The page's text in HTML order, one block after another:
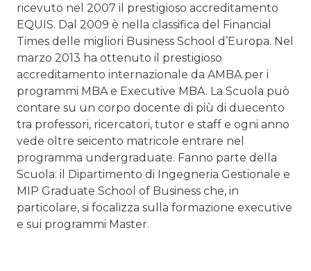
ricevuto nel 2007 il prestigioso accreditamento
EQUIS. Dal 2009 è nella classifica del Financial
Times delle migliori Business School d’Europa. Nel
marzo 2013 ha ottenuto il prestigioso
accreditamento internazionale da AMBA per i
programmi MBA e Executive MBA. La Scuola può
contare su un corpo docente di più di duecento
tra professori, ricercatori, tutor e staff e ogni anno
vede oltre seicento matricole entrare nel
programma undergraduate. Fanno parte della
Scuola: il Dipartimento di Ingegneria Gestionale e
MIP Graduate School of Business che, in
particolare, si focalizza sulla formazione executive
e sui programmi Master.